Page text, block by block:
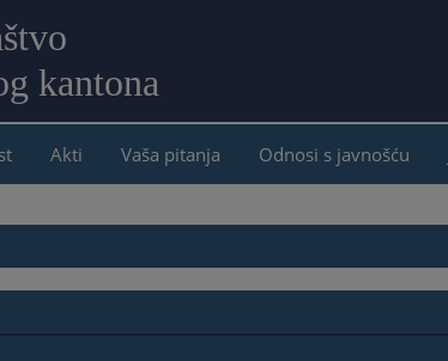
kantona
sadržaj
Akti Vaša pitanja Odnosi s javnošću